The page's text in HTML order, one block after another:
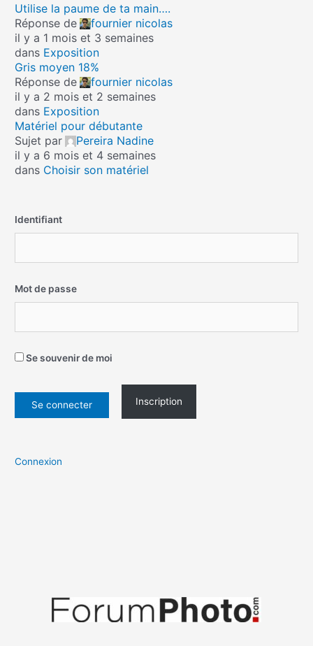
Utilise la paume de ta main….
Réponse de
fournier nicolas
il y a 1 mois et 3 semaines
dans Exposition
Gris moyen 18%
Réponse de
fournier nicolas
il y a 2 mois et 2 semaines
dans Exposition
Matériel pour débutante
Sujet par
Pereira Nadine
il y a 6 mois et 4 semaines
dans Choisir son matériel
Identifiant
Mot de passe
Se souvenir de moi
Inscription
Connexion